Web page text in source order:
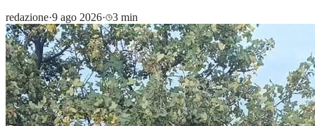
redazione·9 ago 2026· 3 min